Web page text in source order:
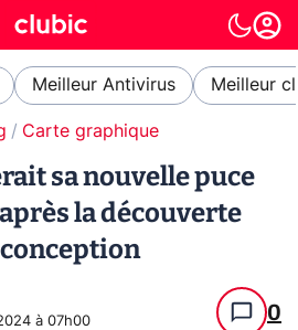
Meilleur Antivirus Meilleur
Carte graphique
sa nouvelle puce
la découverte
conception
à 07h00 0